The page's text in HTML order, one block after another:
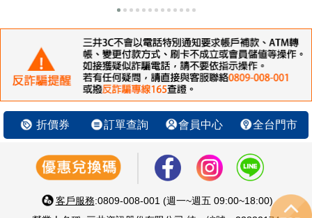
折價券 訂單查詢 會員中心 全台門市
客戶服務:0809-008-001 (週一~週五 09:00~18:00)